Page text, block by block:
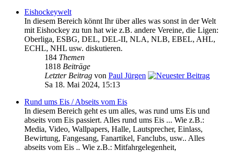
Eishockeywelt
In diesem Bereich könnt Ihr über alles was sonst in der Welt
mit Eishockey zu tun hat wie z.B. andere Vereine, die Ligen:
Oberliga, ESBG, DEL, DEL-II, NLA, NLB, EBEL, AHL,
ECHL, NHL usw. diskutieren.
184 Themen
1818 Beiträge
Letzter Beitrag von Paul Jürgen
Sa 18. Mai 2024, 15:13
Rund ums Eis / Abseits vom Eis
In diesem Bereich geht es um alles, was rund ums Eis und
abseits vom Eis passiert. Alles rund ums Eis ... Wie z.B.:
Media, Video, Wallpapers, Halle, Lautsprecher, Einlass,
Bewirtung, Fangesang, Fanartikel, Fanclubs, usw.. Alles
abseits vom Eis .. Wie z.B.: Mitfahrgelegenheit,